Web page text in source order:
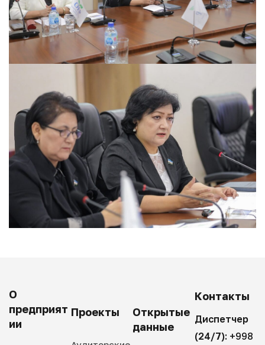
О
предприят
ии
Проекты
Открытые
данные
Контакты
Диспетчер
(24/7): +998